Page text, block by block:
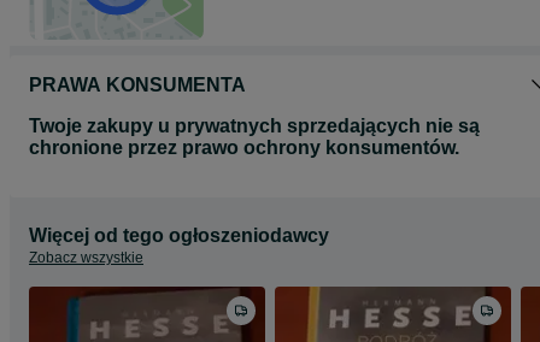
PRAWA KONSUMENTA
Twoje zakupy u prywatnych sprzedających nie są
chronione przez prawo ochrony konsumentów.
Więcej od tego ogłoszeniodawcy
Zobacz wszystkie